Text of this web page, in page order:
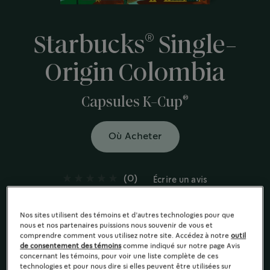
Starbucks® Single-
Origin Colombia
Capsules K-Cup®
Où Acheter
(0) Écrire un avis
équilibré et des notes subtiles de noix et d’herbes
fraîches.
Torréfaction moyenne
Nos sites utilisent des témoins et d’autres technologies pour que
nous et nos partenaires puissions nous souvenir de vous et
comprendre comment vous utilisez notre site. Accédez à notreoutil
de consentement des témoinscomme indiqué sur notre page Avis
concernant les témoins, pour voir une liste complète de ces
technologies et pour nous dire si elles peuvent être utilisées sur